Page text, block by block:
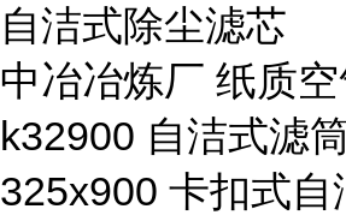
自洁式除尘滤芯
中冶冶炼厂 纸质
k32900 自洁式滤
325x900 卡扣式自